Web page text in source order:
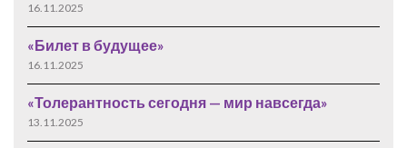
16.11.2025
«Билет в будущее»
16.11.2025
«Толерантность сегодня — мир навсегда»
13.11.2025